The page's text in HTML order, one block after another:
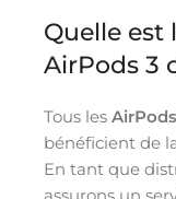
Quelle est
AirPods 3
Tous les
bénéficient de
En tant que